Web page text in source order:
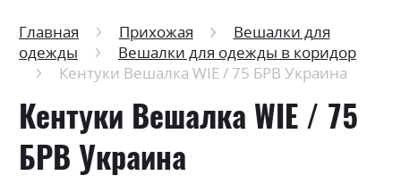
Главная Прихожая
Вешалки для
одежды
Вешалки для одежды в коридор
Кентуки Вешалка WIE / 75 БРВ Украина
Кентуки Вешалка WIE / 75
БРВ Украина